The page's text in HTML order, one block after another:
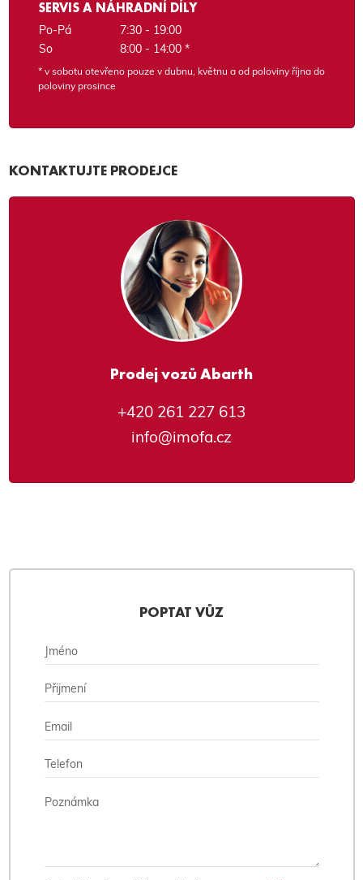
SERVIS A NÁHRADNÍ DÍLY
Po-Pá
7:30 - 19:00
So
8:00 - 14:00 *
* v sobotu otevřeno pouze v dubnu, květnu a od poloviny října do
poloviny prosince
KONTAKTUJTE PRODEJCE
Prodej vozů Abarth
+420 261 227 613
info@imofa.cz
POPTAT VŮZ